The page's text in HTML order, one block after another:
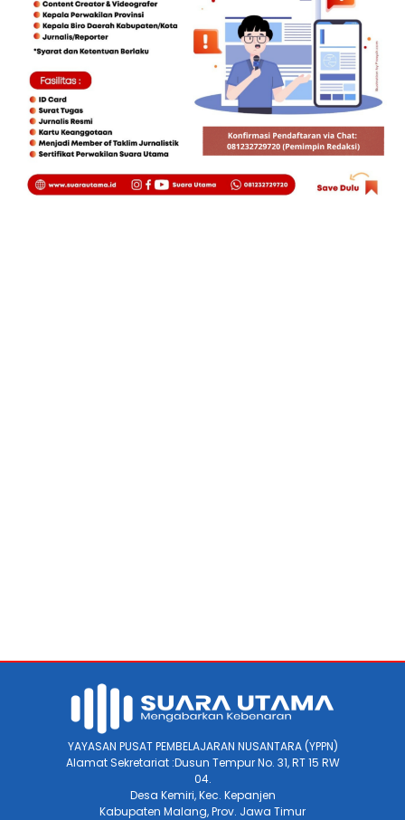
YAYASAN PUSAT PEMBELAJARAN NUSANTARA (YPPN)
Alamat Sekretariat :Dusun Tempur No. 31, RT 15 RW
04.
Desa Kemiri, Kec. Kepanjen
Kabupaten Malang, Prov. Jawa Timur